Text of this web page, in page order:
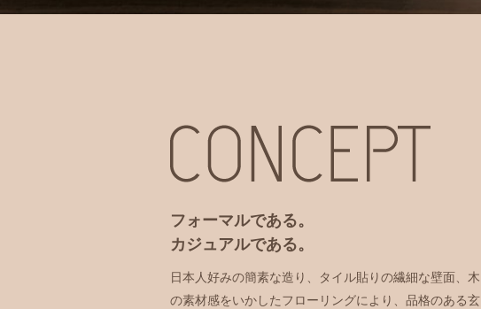
フォーマルである。
カジュアルである。
日本人好みの簡素な造り、タイル貼りの繊細な壁面、木
の素材感をいかしたフローリングにより、品格のある玄